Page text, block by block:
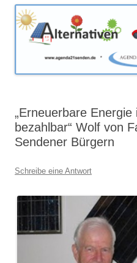
„Erneuerbare Energie
bezahlbar“ Wolf von
Sendener Bürgern
Schreibe eine Antwort